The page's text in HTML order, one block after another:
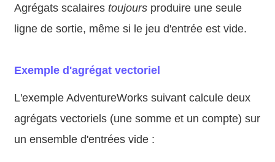
Agrégats scalaires toujoursproduire une seule
ligne de sortie, même si le jeu d'entrée est vide.
Exemple d'agrégat vectoriel
L'exemple AdventureWorks suivant calcule deux
agrégats vectoriels (une somme et un compte) sur
un ensemble d'entrées vide :